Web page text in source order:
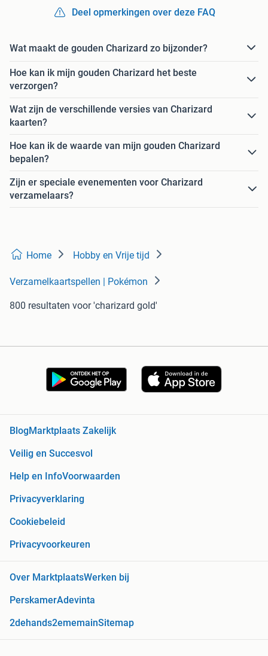
Deel opmerkingen over deze FAQ
Wat maakt de gouden Charizard zo bijzonder?
Hoe kan ik mijn gouden Charizard het beste
verzorgen?
Wat zijn de verschillende versies van Charizard
kaarten?
Hoe kan ik de waarde van mijn gouden Charizard
bepalen?
Zijn er speciale evenementen voor Charizard
verzamelaars?
Home Hobby en Vrije tijd
Verzamelkaartspellen | Pokémon
800 resultaten voor 'charizard gold'
BlogMarktplaats Zakelijk
Veilig en Succesvol
Help en InfoVoorwaarden
Privacyverklaring
Cookiebeleid
Privacyvoorkeuren
Over MarktplaatsWerken bij
PerskamerAdevinta
2dehands2ememainSitemap